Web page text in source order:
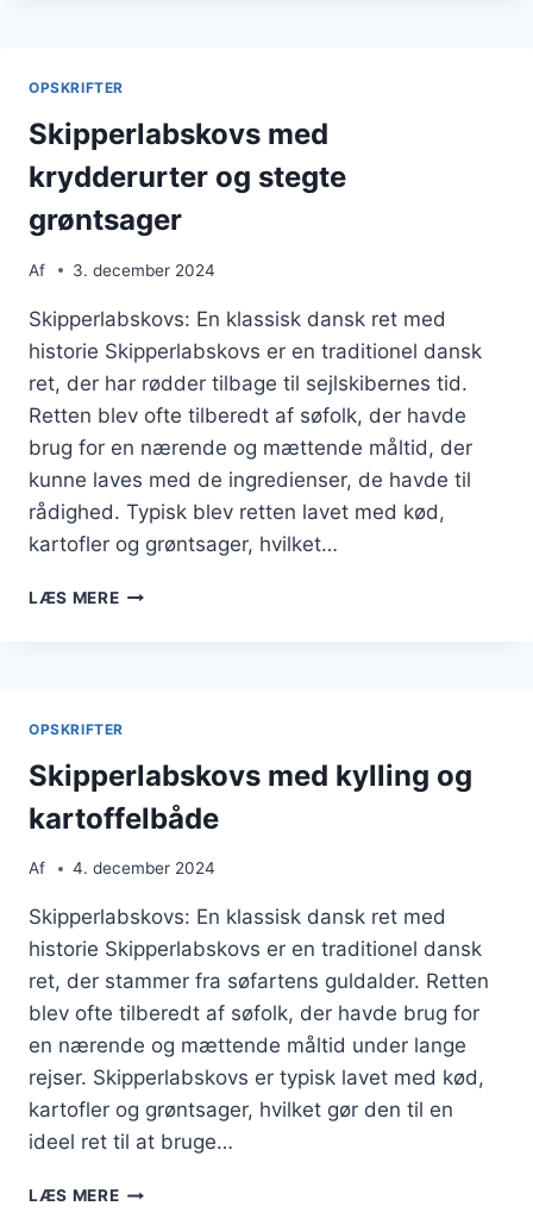
OPSKRIFTER
Skipperlabskovs med
krydderurter og stegte
grøntsager
Af 3. december 2024
Skipperlabskovs: En klassisk dansk ret med
historie Skipperlabskovs er en traditionel dansk
ret, der har rødder tilbage til sejlskibernes tid.
Retten blev ofte tilberedt af søfolk, der havde
brug for en nærende og mættende måltid, der
kunne laves med de ingredienser, de havde til
rådighed. Typisk blev retten lavet med kød,
kartofler og grøntsager, hvilket…
LÆS MERESKIPPERLABSKOVS
OPSKRIFTER
Skipperlabskovs med kylling og
kartoffelbåde
Af 4. december 2024
Skipperlabskovs: En klassisk dansk ret med
historie Skipperlabskovs er en traditionel dansk
ret, der stammer fra søfartens guldalder. Retten
blev ofte tilberedt af søfolk, der havde brug for
en nærende og mættende måltid under lange
rejser. Skipperlabskovs er typisk lavet med kød,
kartofler og grøntsager, hvilket gør den til en
ideel ret til at bruge…
LÆS MERESKIPPERLABSKOVS